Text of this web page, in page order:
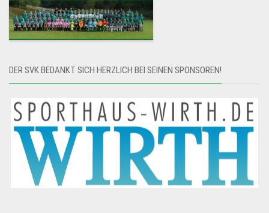
DER SVK BEDANKT SICH HERZLICH BEI SEINEN SPONSOREN!